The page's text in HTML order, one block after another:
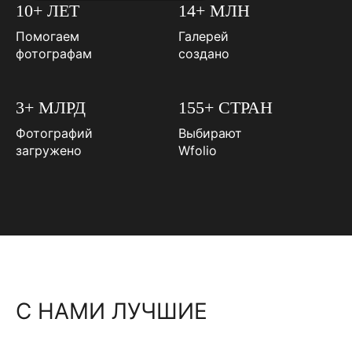
10+ ЛЕТ
Помогаем
фотографам
14+ МЛН
Галерей
создано
3+ МЛРД
Фотографий
загружено
155+ СТРАН
Выбирают
Wfolio
С НАМИ ЛУЧШИЕ